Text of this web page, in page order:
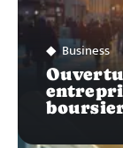
Business